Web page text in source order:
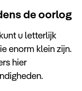
de oorlog
u letterlijk
enorm klein zijn.
hier